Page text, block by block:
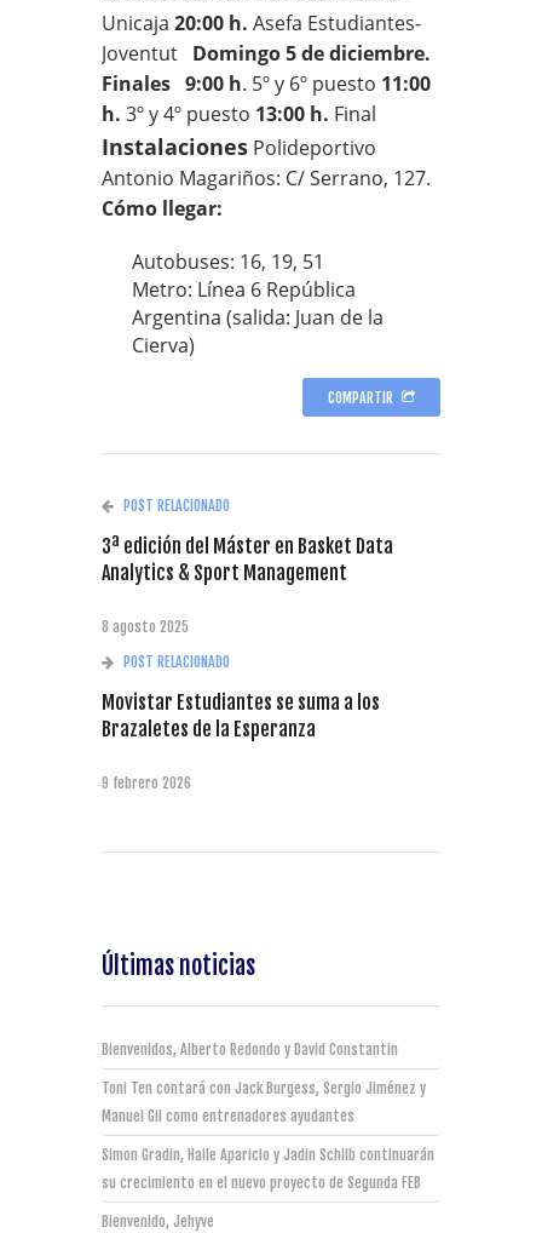
Unicaja 20:00 h. Asefa Estudiantes-
Joventut Domingo 5 de diciembre.
Finales 9:00 h. 5º y 6º puesto 11:00
h. 3º y 4º puesto 13:00 h. Final
Instalaciones Polideportivo
Antonio Magariños: C/ Serrano, 127.
Cómo llegar:
Autobuses: 16, 19, 51
Metro: Línea 6 República
Argentina (salida: Juan de la
Cierva)
COMPARTIR
POST RELACIONADO
3ª edición del Máster en Basket Data
Analytics & Sport Management
8 agosto 2025
POST RELACIONADO
Movistar Estudiantes se suma a los
Brazaletes de la Esperanza
9 febrero 2026
Últimas noticias
Bienvenidos, Alberto Redondo y David Constantin
Toni Ten contará con Jack Burgess, Sergio Jiménez y
Manuel Gil como entrenadores ayudantes
Simon Gradin, Haile Aparicio y Jadin Schilb continuarán
su crecimiento en el nuevo proyecto de Segunda FEB
Bienvenido, Jehyve